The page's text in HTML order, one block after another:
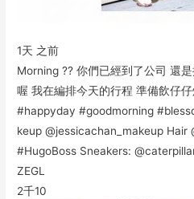
1天 之前
Morning ?? 你們已經到了公司 還
喔 我在編排今天的行程 準備飲仔
#happyday #goodmorning
keup @jessicachan_makeup
#HugoBoss Sneakers:
ZEGL
2千10